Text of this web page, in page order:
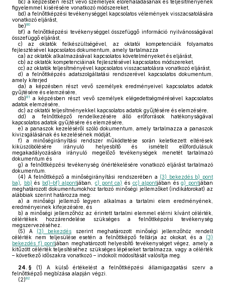
bc) a képzésben részt vevő személyek előrehaladásának és teljesítményének
figyelemmel kisérésére vonatkozó módszereket,
bd) a felnőttképzési tevékenységgel kapcsolatos vélemények visszacsatolására
vonatkozó eljárást,
be)80
bf) a felnőttképzési tevékenységgel összefüggő információ nyilvánosságával
összefüggő eljárást,
c) az oktatók felkészültségével, az oktatói kompetenciáik folyamatos
fejlesztésével kapcsolatos dokumentum, amely tartalmazza
ca) az oktatók alkalmazásával kapcsolatos követelményeket és eljárást,
cb) az oktatók kompetenciáinak fejlesztésével kapcsolatos módszereket,
cc) az oktatók teljesítményével kapcsolatos visszacsatolásra vonatkozó eljárást,
d) a felnőttképzés adatszolgáltatási rendszerével kapcsolatos dokumentum,
amely kiterjed
da) a képzésben részt vevő személyek eredményeivel kapcsolatos adatok
gyűjtésére és elemzésére,
db)81
a képzésben részt vevő személyek elégedettségmérésével kapcsolatos
adatok elemzésére,
dc) az oktatói teljesítményekkel kapcsolatos adatok gyűjtésére és elemzésére,
dd) a felnőttképző rendelkezésére álló erőforrások hatékonyságával
kapcsolatos adatok gyűjtésére és elemzésére,
e) a panaszok kezeléséről szóló dokumentum, amely tartalmazza a panaszok
kivizsgálásának és kezelésének módját,
f) a minőségirányítási rendszer működtetése során keletkezett eltérések
kiküszöbölésére irányuló helyesbítő és ismételt előfordulásuk
megakadályozására irányuló megelőző tevékenységek menetét tartalmazó
dokumentum és
g) a felnőttképzési tevékenység önértékelésére vonatkozó eljárást tartalmazó
dokumentum.
(4) A felnőttképző a minőségirányítási rendszerében a (3) bekezdés b) pont
ba)
bb) és bd)–bf) alpontjában,c) pont ca) és cc) alpontjában ésg) pontjában
meghatározott dokumentumokhoz tartozó minőségi jellemzőket (indikátorokat) az
alábbiak szerint határozza meg:
a) a minőségi jellemző legyen alkalmas a tartalmi elem eredményének,
eredményeinek kifejezésére, és
b) a minőségi jellemzőhöz az érintett tartalmi elemmel elérni kívánt célérték,
célértékek hozzárendelése szükséges a felnőttképzési tevékenység
megszervezéséhez.
(5) A (3) bekezdés szerint meghatározott minőségi jellemzőhöz rendelt
célérték nem teljesülése esetén a felnőttképző feltárja az okokat, és a (3)
bekezdés f) pontjában meghatározott helyesbítő tevékenységet végez, amely a
kitűzött célérték teljesítéséhez szükséges lépéseket tartalmazza, vagy a célérték
– következő időszakra vonatkozó – indokolt módosítását valósítja meg.
24. § (1)
A külső értékelést a felnőttképzési államigazgatási szerv a
felnőttképző megbízása alapján végzi.
(2)82